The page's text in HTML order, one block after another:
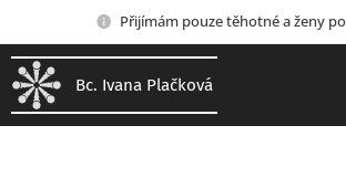
Přijímám pouze těhotné a ženy
Bc. Ivana Plačková